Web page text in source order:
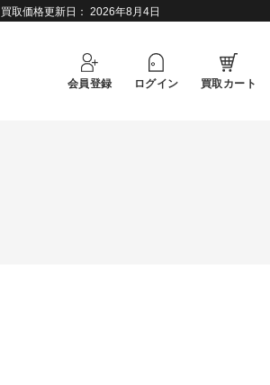
買取価格更新日： 2026年8月4日
会員登録 ログイン 買取カート